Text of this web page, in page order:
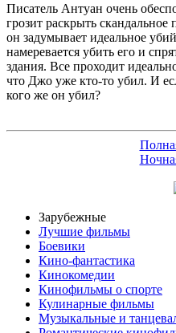
Писатель Антуан очень
грозит раскрыть
он задумывает идеальное
намеревается убить его и
здания. Все проходит
что Джо уже кто-то убил. И
кого же он убил?
Зарубежные
Лучшие фильмы
Боевики
Кино-фантастика
Кинокомедии
Кинофильмы о спорте
Кулинарные фильмы
Музыкальные и